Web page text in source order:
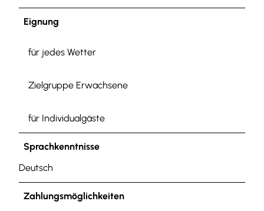
Eignung
für jedes Wetter
Zielgruppe Erwachsene
für Individualgäste
Sprachkenntnisse
Deutsch
Zahlungsmöglichkeiten